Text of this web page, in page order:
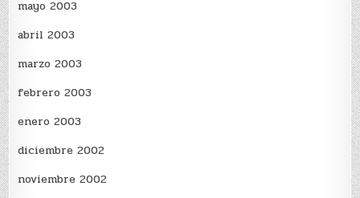
mayo 2003
abril 2003
marzo 2003
febrero 2003
enero 2003
diciembre 2002
noviembre 2002